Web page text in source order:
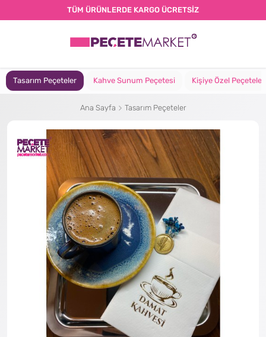
TÜM ÜRÜNLERDE KARGO ÜCRETSİZ
Tasarım Peçeteler Kahve Sunum Peçetesi Kişiye Özel Peçeteler
Ana Sayfa Tasarım Peçeteler